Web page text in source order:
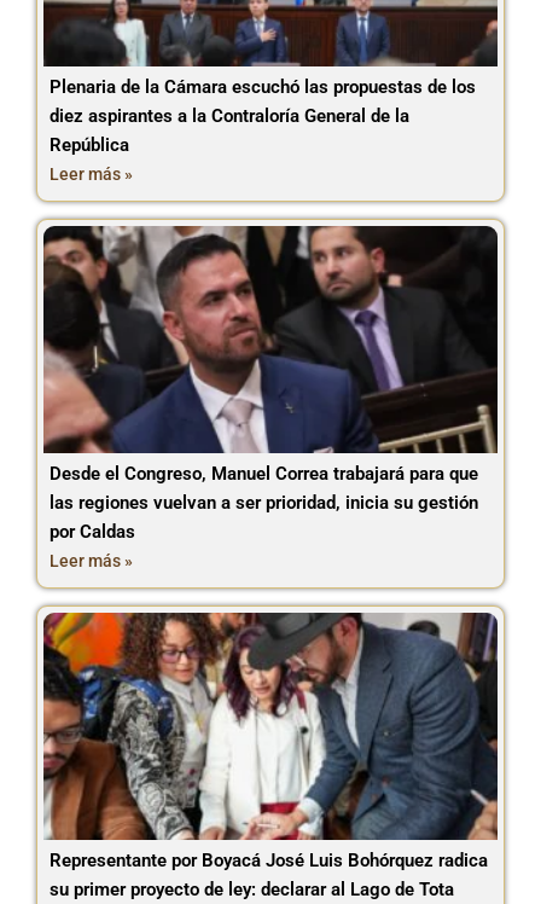
Plenaria de la Cámara escuchó las propuestas de los
diez aspirantes a la Contraloría General de la
República
Leer más »
Desde el Congreso, Manuel Correa trabajará para que
las regiones vuelvan a ser prioridad, inicia su gestión
por Caldas
Leer más »
Representante por Boyacá José Luis Bohórquez radica
su primer proyecto de ley: declarar al Lago de Tota